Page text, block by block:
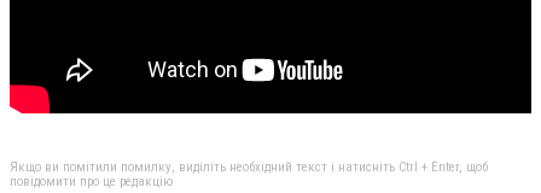
Якщо ви помітили помилку, виділіть необхідний текст і натисніть Ctrl + Enter, щоб
повідомити про це редакцію